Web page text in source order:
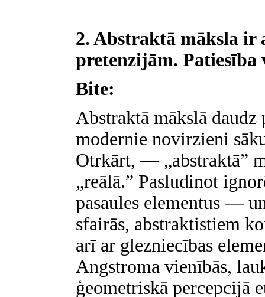
2. Abstraktā māksla ir
pretenzijām. Patiesība
Bite:
Abstraktā mākslā
modernie novirzieni
Otrkārt, — „abstraktā”
„reālā.” Pasludinot
pasaules elementus —
sfairās, abstraktistiem
arī ar glezniecības
Angstroma vienībās,
ģeometriskā percepcijā